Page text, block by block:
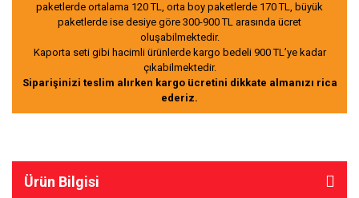
paketlerde ortalama 120 TL, orta boy paketlerde 170 TL, büyük
paketlerde ise desiye göre 300-900 TL arasında ücret
oluşabilmektedir.
Kaporta seti gibi hacimli ürünlerde kargo bedeli 900 TL’ye kadar
çıkabilmektedir.
Siparişinizi teslim alırken kargo ücretini dikkate almanızı rica
ederiz.
Ürün Bilgisi